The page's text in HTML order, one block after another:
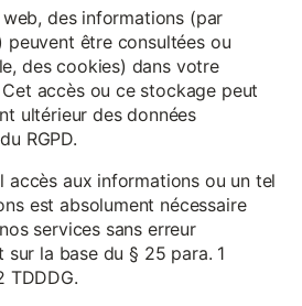
des informations (par
peuvent être consultées ou
des cookies) dans votre
accès ou ce stockage peut
ultérieur des données
RGPD.
accès aux informations ou un tel
est absolument nécessaire
services sans erreur
la base du § 25 para. 1
TDDDG.